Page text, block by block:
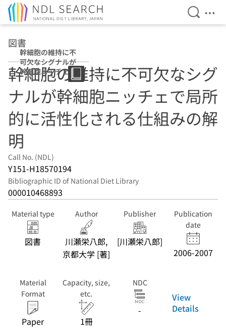
Open
図書
幹細胞の維持に不
可欠なシグナルが
幹細胞ニッチェで
局所的に活性化さ
れる仕組みの解明
幹細胞の維持に不可欠なシグ
ナルが幹細胞ニッチェで局所
的に活性化される仕組みの解
明
Call No. (NDL)
Y151-H18570194
Bibliographic ID of National Diet Library
000010468893
Material type
図書
Author
川瀬栄八郎,
京都大学 [著]
Publisher
[川瀬栄八郎]
Publication
date
2006-2007
Material
Format
Paper
Capacity, size,
etc.
1冊
NDC
-
View
Details